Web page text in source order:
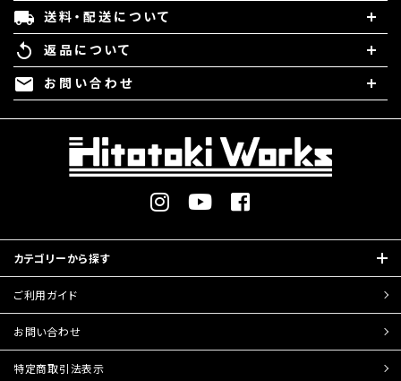
local_shipping 送料・配送について
replay 返品について
mail お問い合わせ
カテゴリーから探す
ご利用ガイド
お問い合わせ
特定商取引法表示